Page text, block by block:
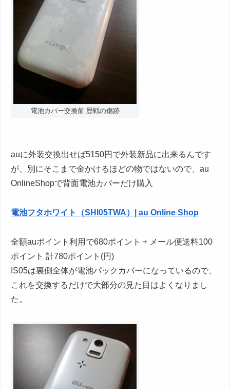
電池カバー交換前 歴戦の傷跡
auに外装交換出せば5150円で外装新品に出来るんです
が、別にそこまで金かけるほどの物ではないので、au
OnlineShopで背面電池カバーだけ購入
電池フタホワイト（SHI05TWA）| au Online Shop
全額auポイント利用で680ポイント + メール便送料100
ポイント 計780ポイント(円)
IS05は裏側全体が電池パックカバーになっているので、
これを交換するだけで大部分の見た目はよくなりまし
た。